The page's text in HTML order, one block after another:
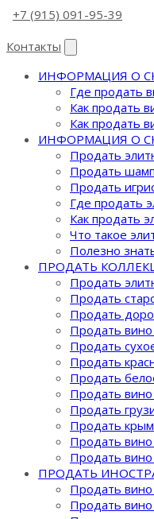
+7 (915) 091-95-39
Контакты
ИНФОРМАЦИЯ О
Где продать
Как продать
Как продать
ИНФОРМАЦИЯ О
Продать
Продать
Продать
Где продать
Как продать
Что такое
Полезно
ПРОДАТЬ
Продать
Продать
Продать
Продать вино
Продать
Продать
Продать
Продать
Продать
Продать
Продать
Продать
ПРОДАТЬ
Продать
Продать